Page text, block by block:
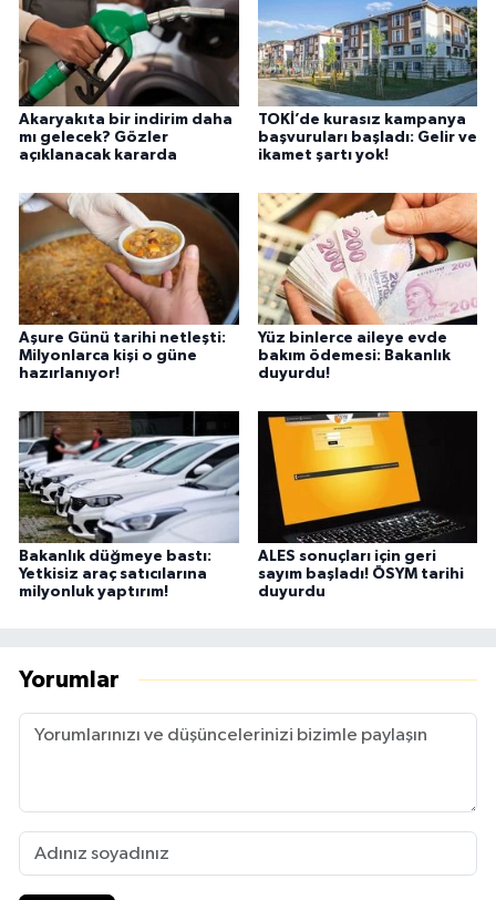
Akaryakıta bir indirim daha
mı gelecek? Gözler
açıklanacak kararda
TOKİ’de kurasız kampanya
başvuruları başladı: Gelir ve
ikamet şartı yok!
Aşure Günü tarihi netleşti:
Milyonlarca kişi o güne
hazırlanıyor!
Yüz binlerce aileye evde
bakım ödemesi: Bakanlık
duyurdu!
Bakanlık düğmeye bastı:
Yetkisiz araç satıcılarına
milyonluk yaptırım!
ALES sonuçları için geri
sayım başladı! ÖSYM tarihi
duyurdu
Yorumlar